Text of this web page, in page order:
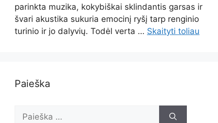
parinkta muzika, kokybiškai sklindantis garsas ir
švari akustika sukuria emocinį ryšį tarp renginio
turinio ir jo dalyvių. Todėl verta … Skaityti toliau
Paieška